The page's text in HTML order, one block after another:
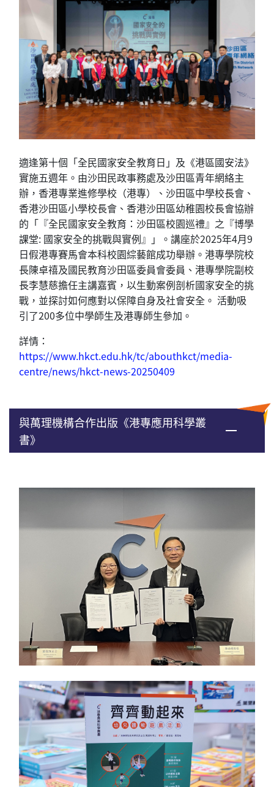
適逢第十個「全民國家安全教育日」及《港區國安法》
實施五週年。由沙田民政事務處及沙田區青年網絡主
辦，香港專業進修學校（港專）、沙田區中學校長會、
香港沙田區小學校長會、香港沙田區幼稚園校長會協辦
的「『全民國家安全教育：沙田區校園巡禮』之『博學
課堂: 國家安全的挑戰與實例』」。講座於2025年4月9
日假港專賽馬會本科校園綜藝館成功舉辦。港專學院校
長陳卓禧及國民教育沙田區委員會委員、港專學院副校
長李慧慈擔任主講嘉賓，以生動案例剖析國家安全的挑
戰，並探討如何應對以保障自身及社會安全。 活動吸
引了200多位中學師生及港專師生參加。
詳情：
https://www.hkct.edu.hk/tc/abouthkct/media-
centre/news/hkct-news-20250409
與萬理機構合作出版《港專應用科學叢
書》